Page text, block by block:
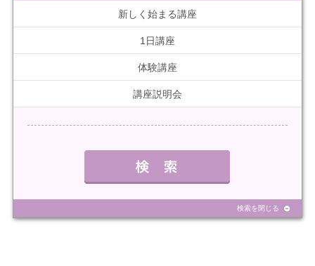
新しく始まる講座
1日講座
体験講座
講座説明会
検索を閉じる